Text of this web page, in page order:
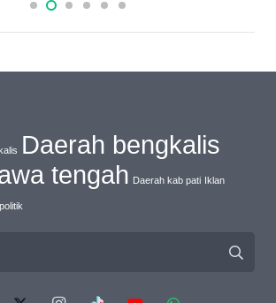
Daerah bengkalis
tengah Daerah kab pati Iklan